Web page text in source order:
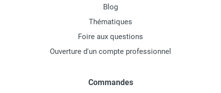
Blog
Thématiques
Foire aux questions
Ouverture d'un compte professionnel
Commandes